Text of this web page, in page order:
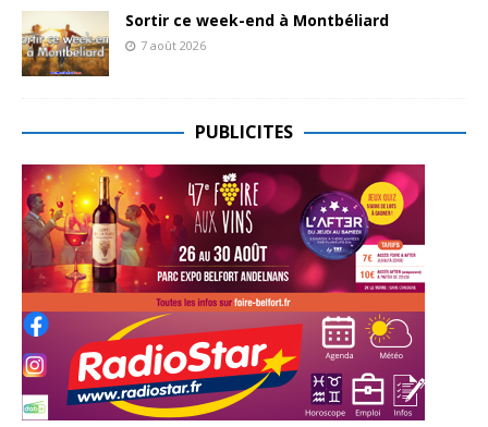
Sortir ce week-end à Montbéliard
7 août 2026
PUBLICITES